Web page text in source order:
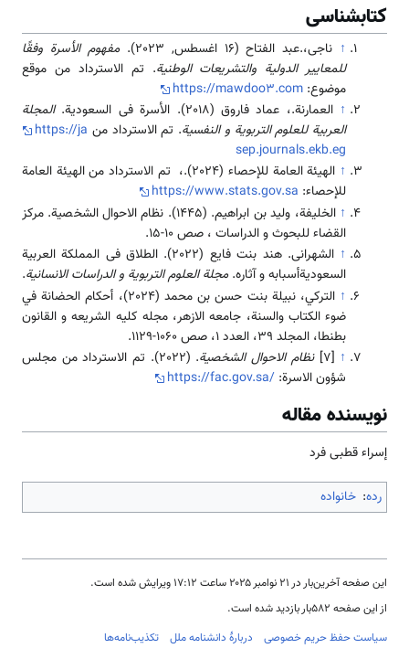
کتابشناسی
↑ ناجی،.عبد الفتاح (16 اغسطس, 2023).
مفهوم الأسرة وفقًا
للمعايير الدولية والتشريعات الوطنية. تم الاسترداد من موقع
موضوع: https://mawdoo3.com
↑ العمارنة.، عماد فاروق (2018). الأسرة فی السعودیة.
المجلة
العربیة للعلوم التربویة و النفسیة. تم الاسترداد من https://ja
sep.journals.ekb.eg
↑
الهیئة العامة للإحصاء (2024).، تم الاسترداد من الهیئة العامة
للإحصاء: https://www.stats.gov.sa
↑
الخلیفة، ولید بن ابراهیم. (1445). نظام الاحوال الشخصیة. مرکز
القضاء للبحوث و الدراسات ، صص 10-15.
↑
الشهرانی. هند بنت فایع (2022). الطلاق فی المملکة العربیة
السعودیةأسبابه و آثاره. مجلة العلوم التربویة و الدراسات الانسانیة.
↑
التركي، نبيلة بنت حسن بن محمد (2024)، أحكام الحضانة في
ضوء الكتاب والسنة، جامعه الازهر، مجله کلیه الشریعه و القانون
بطنطا، المجلد 39، العدد 1، صص 1060-1129.
↑
[7] نظام الاحوال الشخصیة
. (2022). تم الاسترداد من مجلس
شؤون الاسرة: https://fac.gov.sa/
نویسنده مقاله
إسراء قطبی فرد
رده: خانواده
این صفحه آخرین‌بار در ‏۲۱ نوامبر ۲۰۲۵ ساعت ‏۱۷:۱۲ ویرایش شده است.
از این صفحه ۵۸۲بار بازدید شده است.
سیاست حفظ حریم خصوصی
دربارهٔ دانشنامه ملل تکذیب‌نامه‌ها